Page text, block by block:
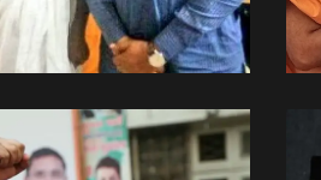
પરમ પૂજ્ય શ્રી
રવિશંકર જી સાથે.
Spiritual Side